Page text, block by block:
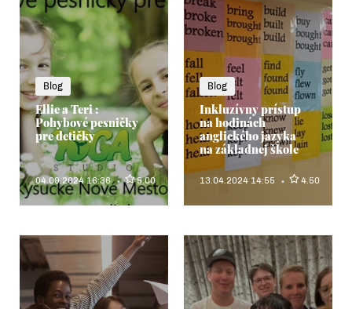
Blog
Ellie a Teri :
Pohybové pesničky
pre detičky
04.09.2024 16:36 5.00
Blog
Inkluzívny prístup
na hodinách
anglického jazyka
na základnej škole
13.04.2024 14:55 4.50